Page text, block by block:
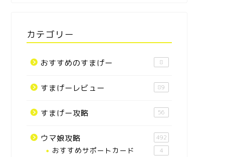
カテゴリー
おすすめのすまげー 8
すまげーレビュー 89
すまげー攻略 56
ウマ娘攻略 492
おすすめサポートカード 4